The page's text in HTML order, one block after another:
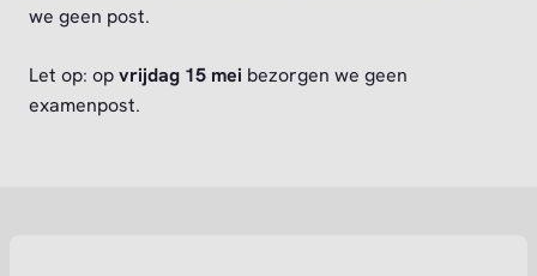
we geen post.
Let op: opvrijdag 15 mei bezorgen we geen
examenpost.